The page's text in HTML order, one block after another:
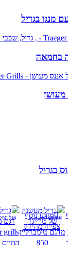
מנגו בגריל
בחמאה
מעושן
בגריל
אזל המלא
י
מידע נוסף
צפייה מהירה
אזל
י